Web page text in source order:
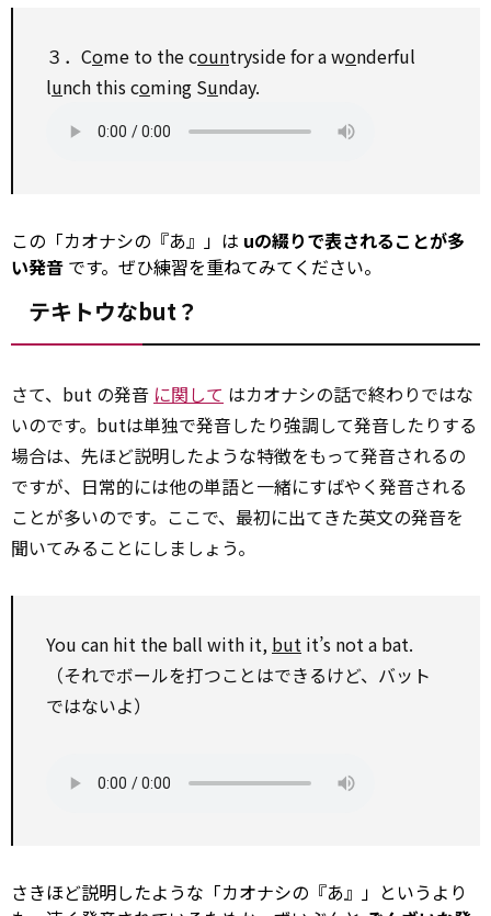
３．Come to the countrysidefora wonderful
lunch this coming Sunday.
この「カオナシの『あ』」は uの綴りで表されることが多
い発音 です。ぜひ練習を重ねてみてください。
テキトウなbut？
さて、but の発音 に関して はカオナシの話で終わりではな
いのです。butは単独で発音したり強調して発音したりする
場合は、先ほど説明したような特徴をもって発音されるの
ですが、日常的には他の単語と一緒にすばやく発音される
ことが多いのです。ここで、最初に出てきた英文の発音を
聞いてみることにしましょう。
You can hit the ball with it, but it’s not a bat.
（それでボールを打つことはできるけど、バット
ではないよ）
さきほど説明したような「カオナシの『あ』」というより